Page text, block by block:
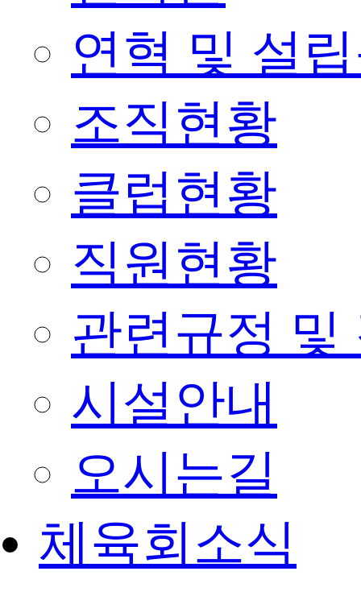
연혁 및 설
조직현황
클럽현황
직원현황
관련규정 및
시설안내
오시는길
체육회소식